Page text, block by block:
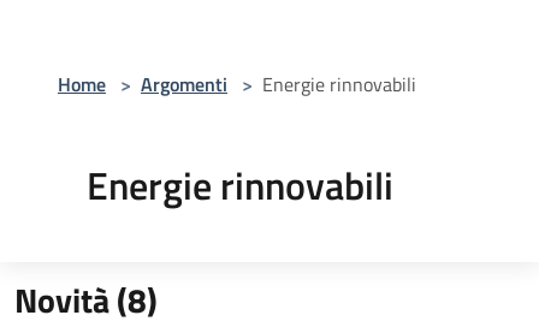
Home > Argomenti > Energie rinnovabili
Energie rinnovabili
Novità (8)